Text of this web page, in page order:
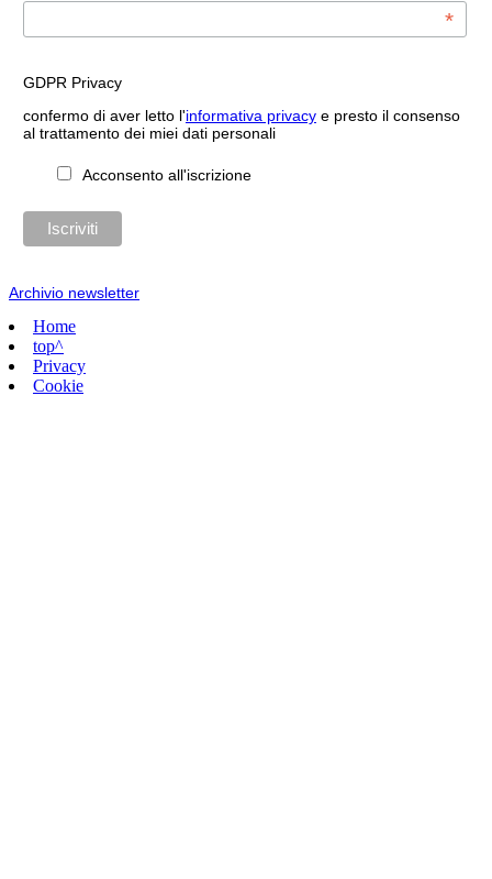
*
GDPR Privacy
confermo di aver letto l'informativa privacye presto il consenso
al trattamento dei miei dati personali
Acconsento all'iscrizione
Archivio newsletter
Home
top^
Privacy
Cookie